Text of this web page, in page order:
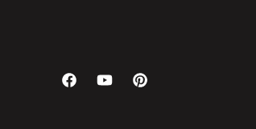
FacebookYouTubePinterest